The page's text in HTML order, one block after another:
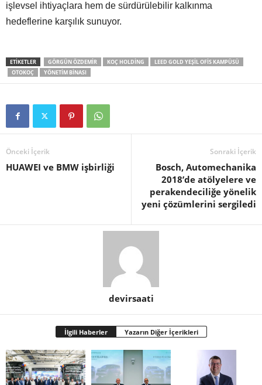
işlevsel ihtiyaçlara hem de sürdürülebilir kalkınma
hedeflerine karşılık sunuyor.
ETIKETLER GÖRGÜN ÖZDEMIR KOÇ HOLDING
LEED GOLD YEŞIL OFIS KAMPÜSÜ
OTOKOÇ
YÖNETIM BINASI
Önceki İçerik
HUAWEI ve BMW işbirliği
Sonraki İçerik
Bosch, Automechanika
2018’de atölyelere ve
perakendeciliğe yönelik
yeni çözümlerini sergiledi
devirsaati
İlgili Haberler Yazarın Diğer İçerikleri